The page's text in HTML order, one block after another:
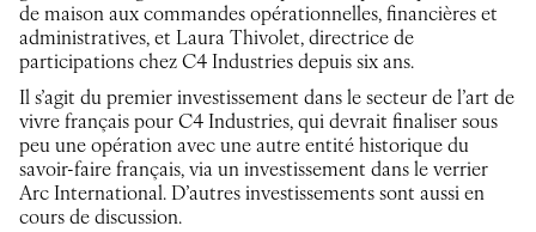
de maison aux commandes opérationnelles, financières et
administratives, et Laura Thivolet, directrice de
participations chez C4 Industries depuis six ans.
Il s’agit du premier investissement dans le secteur de l’art de
vivre français pour C4 Industries, qui devrait finaliser sous
peu une opération avec une autre entité historique du
savoir-faire français, via un investissement dans le verrier
Arc International. D’autres investissements sont aussi en
cours de discussion.